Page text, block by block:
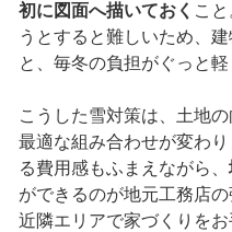
初に図面へ描いておく こ
うとすると難しいため、
と、毎冬の負担がぐっと軽
こうした雪対策は、土地
最適な組み合わせが変わ
る費用感もふまえながら、
ができるのが地元工務店
近隣エリアで家づくりをお